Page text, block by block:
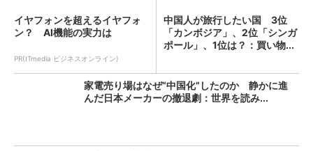
イヤフォンを超えるイヤフォ
ン？ AI機能の実力は
PR(ITmedia ビジネスオンライン)
中国人が旅行したい国 3位
「カンボジア」、2位「シンガ
ポール」、1位は？：買い物...
家電売り場はなぜ“中国化”したのか 静かに進
んだ日本メーカーの撤退劇：世界を読み...